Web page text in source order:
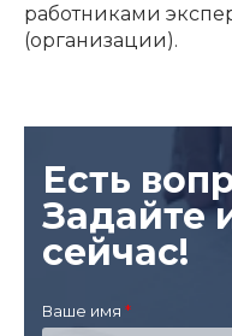
работниками
(организации).
Есть
Задайте
сейчас!
Ваше имя